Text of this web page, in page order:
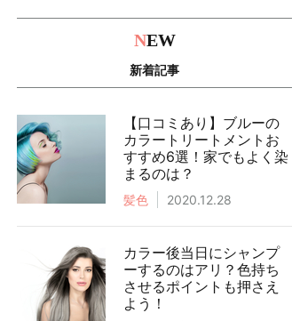
NEW
新着記事
【口コミあり】ブルーの
カラートリートメントお
すすめ6選！家でもよく染
まるのは？
髪色 2020.12.28
カラー後当日にシャンプ
ーするのはアリ？色持ち
させるポイントも押さえ
よう！